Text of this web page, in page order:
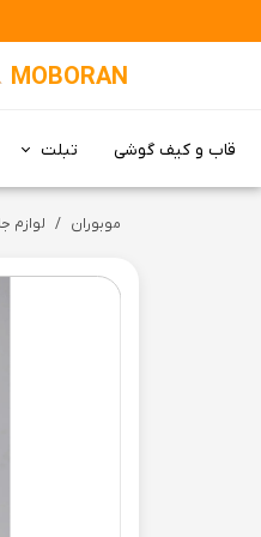
MOBORAN
قاب و کیف گوشی تبلت
موبوران لوازم